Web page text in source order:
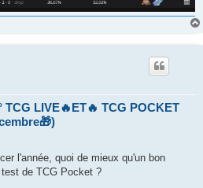
TCG LIVE🔥ET🔥 TCG POCKET
l'année, quoi de mieux qu'un bon
de TCG Pocket ?